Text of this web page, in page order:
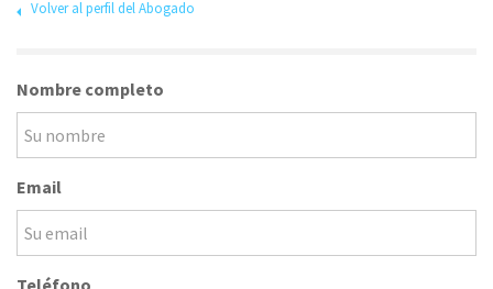
Volver al perfil del Abogado
Nombre completo
Email
Teléfono